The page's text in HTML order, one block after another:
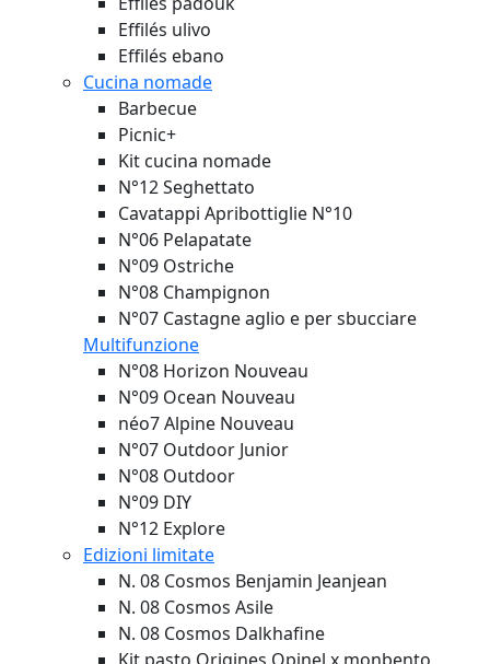
Effilés ulivo
Effilés ebano
Cucina nomade
Barbecue
Picnic+
Kit cucina nomade
N°12 Seghettato
Cavatappi Apribottiglie N°10
N°06 Pelapatate
N°09 Ostriche
N°08 Champignon
N°07 Castagne aglio e per sbucciare
Multifunzione
N°08 Horizon Nouveau
N°09 Ocean Nouveau
néo7 Alpine Nouveau
N°07 Outdoor Junior
N°08 Outdoor
N°09 DIY
N°12 Explore
Edizioni limitate
N. 08 Cosmos Benjamin Jeanjean
N. 08 Cosmos Asile
N. 08 Cosmos Dalkhafine